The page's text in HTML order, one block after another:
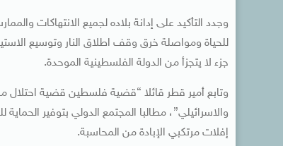
وجدد التأكيد على إدانة بلاده لجميع الانتهاكات
للحياة ومواصلة خرق وقف اطلاق النار وتوسيع
جزء لا يتجزأ من الدولة الفلسطينية الموحدة.
وتابع أمير قطر قائلا “قضية فلسطين قضية
والاسرائيلي”، مطالبا المجتمع الدولي بتوفير
إفلات مرتكبي الإبادة من المحاسبة.